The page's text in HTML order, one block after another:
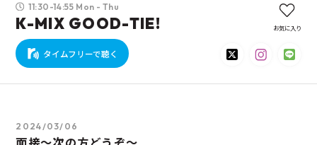
11:30-14:55 Mon - Thu
K-MIX GOOD-TIE!
タイムフリーで聴く
お気に入り
2024/03/06